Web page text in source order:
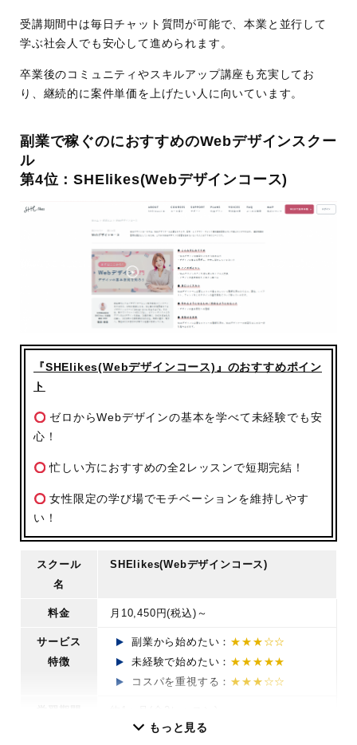
運営会
インフラトップ株式会社(DMMグループ)
受講期間中は毎日チャット質問が可能で、本業と並行して
学ぶ社会人でも安心して進められます。
卒業後のコミュニティやスキルアップ講座も充実してお
り、継続的に案件単価を上げたい人に向いています。
副業で稼ぐのにおすすめのWebデザインスクー
ル
第4位：SHElikes(Webデザインコース)
『SHElikes(Webデザインコース)』のおすすめポイン
ト
ゼロからWebデザインの基本を学べて未経験でも安
心！
忙しい方におすすめの全2レッスンで短期完結！
女性限定の学び場でモチベーションを維持しやす
い！
スクール
名
SHElikes(Webデザインコース)
料金 月10,450円(税込)～
サービス
特徴
副業から始めたい： ★★★☆☆
未経験で始めたい： ★★★★★
コスパを重視する： ★★★☆☆
もっと見る